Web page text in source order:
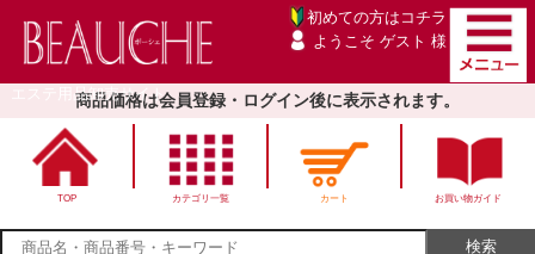
エステ用品卸売サイト
初めての方は コチラ
ようこそ ゲスト 様
商品価格は会員登録・ログイン後に表示されます。
TOP カテゴリ一覧 カート お買い物ガイド